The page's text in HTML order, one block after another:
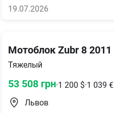
19.07.2026
Мотоблок Zubr 8 2011
Тяжелый
53 508 грн·1 200 $·1 039 €
Львов